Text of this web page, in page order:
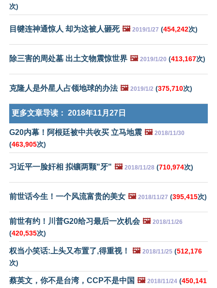
次)
目犍连神通惊人 却为这被人砸死 🖼️ 2019/1/27 (454,242次)
除三害的周处墓 出土文物震惊世界 🖼️ 2019/1/20 (413,167次)
克隆人是外星人占领地球的办法 🖼️ 2019/1/2 (375,710次)
更多文章导读： 2018年11月27日
G20内幕！阿根廷被中共收买 立马地震 🖼️ 2018/11/30
(463,905次)
习近平一脸奸相 拟镶两颗"牙" 🖼️ 2018/11/28 (710,974次)
前世话今生！一个风流富贵的美女 🖼️ 2018/11/27 (395,415次)
前世有约！川普G20给习最后一次机会 🖼️ 2018/11/26
(420,535次)
权当小笑话:上头又布置了,得重视！ 🖼️ 2018/11/25 (512,176
次)
蔡英文，你不是台湾，CCP不是中国 🖼️ 2018/11/24 (450,141